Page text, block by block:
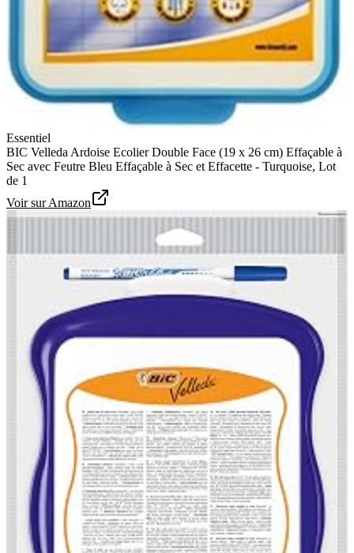
Essentiel
BIC Velleda Ardoise Ecolier Double Face (19 x 26 cm) Effaçable à
Sec avec Feutre Bleu Effaçable à Sec et Effacette - Turquoise, Lot
de 1
Voir sur Amazon